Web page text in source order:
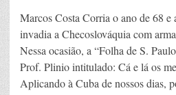
Marcos Costa Corria o ano de 68 e
invadia a Checoslováquia com
Nessa ocasião, a “Folha de S.
Prof. Plinio intitulado: Cá e lá os
Aplicando à Cuba de nossos dias,